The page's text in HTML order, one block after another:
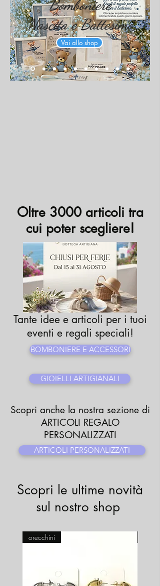
Bomboniere
Nascita e Battesimo
Vai allo shop
Oltre 3000 articoli tra
cui poter scegliere!
Tante idee e articoli per i tuoi
eventi e regali speciali!
BOMBONIERE E ACCESSORI
GIOIELLI ARTIGIANALI
Scopri anche la nostra sezione di
ARTICOLI REGALO
PERSONALIZZATI
ARTICOLI PERSONALIZZATI
Scopri le ultime novità
sul nostro shop
orecchini